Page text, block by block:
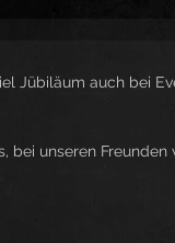
Jübiläum auch bei
unseren Freunden